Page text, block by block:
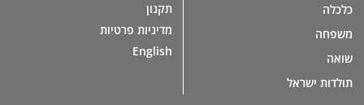
כלכלה
משפחה
שואה
תולדות ישראל
תקנון
מדיניות פרטיות
English